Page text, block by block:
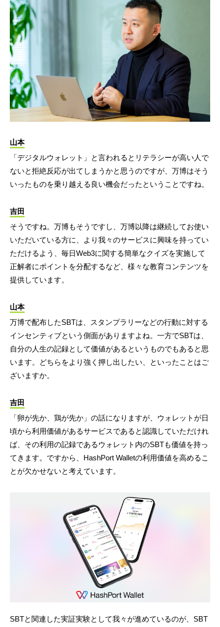
山本
「デジタルウォレット」と言われるとリテラシーが高い人で
ないと拒絶反応が出てしまうかと思うのですが、万博はそう
いったものを乗り越える良い機会だったということですね。
吉田
そうですね。万博もそうですし、万博以降は継続してお使い
いただいている方に、より我々のサービスに興味を持ってい
ただけるよう、毎日Web3に関する簡単なクイズを実施して
正解者にポイントを分配するなど、様々な教育コンテンツを
提供しています。
山本
万博で配布したSBTは、スタンプラリーなどの行動に対する
インセンティブという側面がありますよね。一方でSBTは、
自分の人生の記録として価値があるというものでもあると思
います。どちらをより強く押し出したい、といったことはご
ざいますか。
吉田
「卵が先か、鶏が先か」の話になりますが、ウォレットが日
頃から利用価値があるサービスであると認識していただけれ
ば、その利用の記録であるウォレット内のSBTも価値を持っ
てきます。ですから、HashPort Walletの利用価値を高めるこ
とが欠かせないと考えています。
SBTと関連した実証実験として我々が進めているのが、SBT